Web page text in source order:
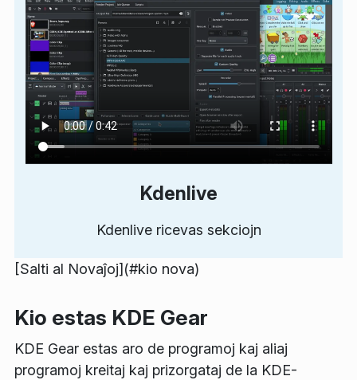
Kdenlive
Kdenlive ricevas sekciojn
[Salti al Novaĵoj](#kio nova)
Kio estas KDE Gear
KDE Gear estas aro de programoj kaj aliaj
programoj kreitaj kaj prizorgataj de la KDE-